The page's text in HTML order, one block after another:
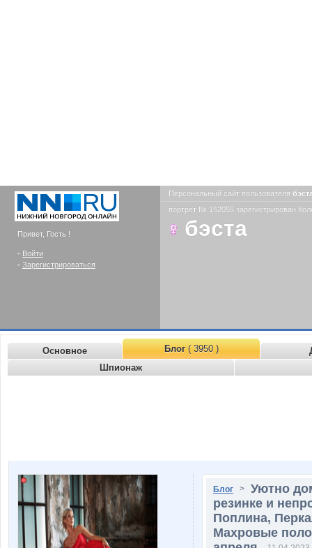
Привет, Гость !
- Войти
- Зарегистрироваться
Персональный сайт пользователя
портрет № 152055 зарегистрирован
бэста
Основное Блог( 3950 )
Шпионаж
Блог > Уютно
резинке и
Поплина,
Махровые